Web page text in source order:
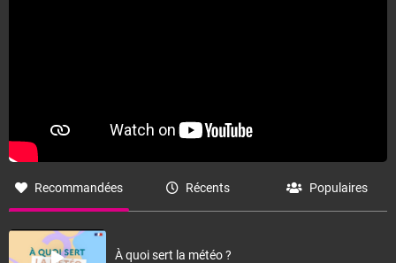
Recommandées Récents Populaires
À quoi sert la météo ?